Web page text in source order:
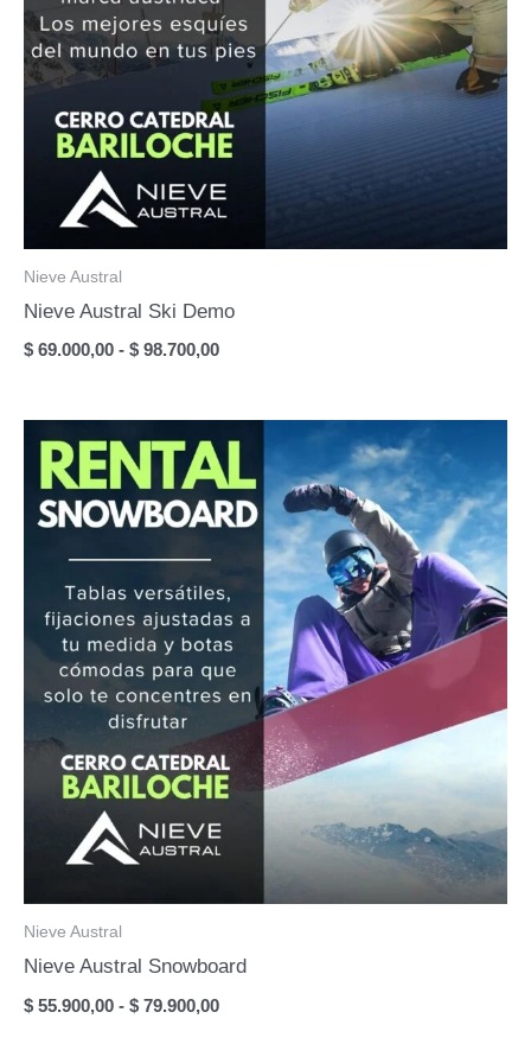
Nieve Austral
Nieve Austral Ski Demo
$ 69.000,00 - $ 98.700,00Rango
desde
$ 69.000,00
hasta
$ 98.700,00
Nieve Austral
Nieve Austral Snowboard
$ 55.900,00 - $ 79.900,00Rango